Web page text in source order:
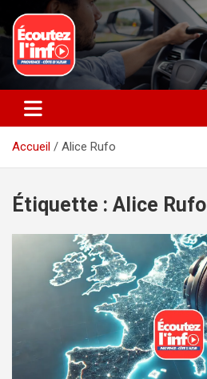
au
contenu
Ecoutez l’info
La radio du quotidien
Accueil Alice Rufo
Étiquette : Alice Rufo